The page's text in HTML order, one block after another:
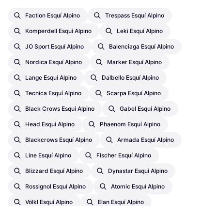
Faction Esquí Alpino Trespass Esquí Alpino
Komperdell Esquí Alpino Leki Esquí Alpino
JO Sport Esquí Alpino Balenciaga Esquí Alpino
Nordica Esquí Alpino Marker Esquí Alpino
Lange Esquí Alpino Dalbello Esquí Alpino
Tecnica Esquí Alpino Scarpa Esquí Alpino
Black Crows Esquí Alpino Gabel Esquí Alpino
Head Esquí Alpino Phaenom Esquí Alpino
Blackcrows Esquí Alpino Armada Esquí Alpino
Line Esquí Alpino Fischer Esquí Alpino
Blizzard Esquí Alpino Dynastar Esquí Alpino
Rossignol Esquí Alpino Atomic Esquí Alpino
Völkl Esquí Alpino Elan Esquí Alpino